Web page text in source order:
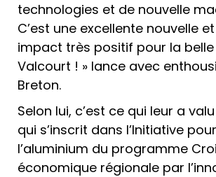
technologies et de nouvelle
C’est une excellente nouvelle
impact très positif pour la
Valcourt ! » lance avec
Breton.
Selon lui, c’est ce qui leur a
qui s’inscrit dans l’Initiative
l’aluminium du programme
économique régionale par